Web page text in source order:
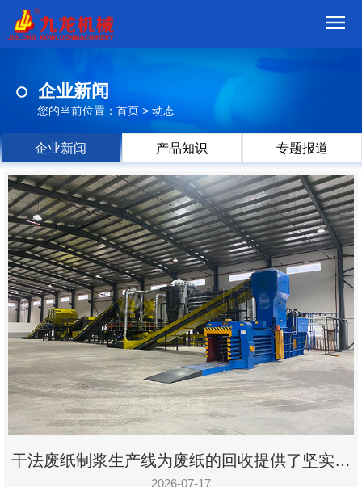
品
视
频
现
场
方
案
动
态联
系
郑
州
市
企业新闻
您的当前位置： 首页 > 动态
企业新闻 产品知识 专题报道
干法废纸制浆生产线为废纸的回收提供了坚实的
保障
2026-07-17